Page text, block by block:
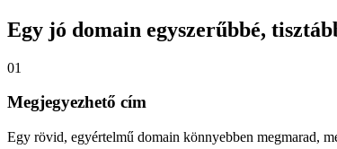
Egy jó domain egyszerűbbé,
01
Megjegyezhető cím
Egy rövid, egyértelmű domain könnyebben megmarad,